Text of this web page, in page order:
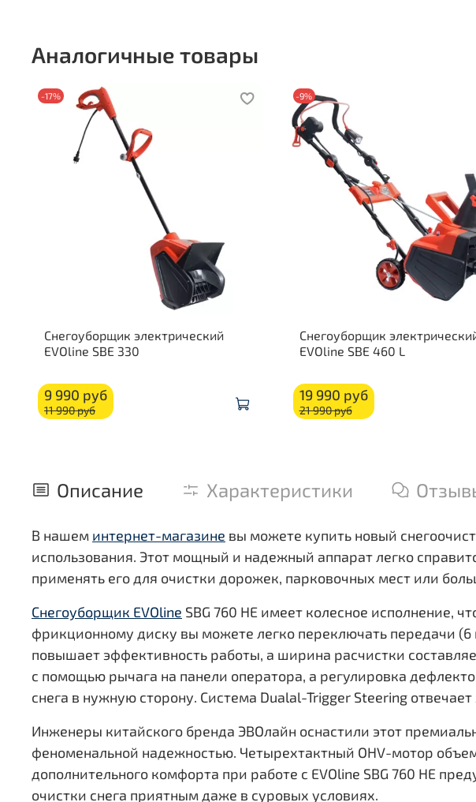
Аналогичные товары
-17%
Снегоуборщик электрический
EVOline SBE 330
9 990 руб
11 990 руб
-9%
Снегоуборщик
EVOline SBE 460 L
19 990 руб
21 990 руб
Описание Характеристики
В нашем интернет-магазине вы можете купить новый
использования. Этот мощный и надежный аппарат легко
применять его для очистки дорожек, парковочных мест или
Снегоуборщик EVOline SBG 760 HE имеет колесное исполнение,
фрикционному диску вы можете легко переключать передачи (6
повышает эффективность работы, а ширина расчистки
с помощью рычага на панели оператора, а регулировка
снега в нужную сторону. Система Dualal-Trigger Steering
Инженеры китайского бренда ЭВОлайн оснастили этот
феноменальной надежностью. Четырехтактный OHV-мотор
дополнительного комфорта при работе с EVOline SBG 760 HE
очистки снега приятным даже в суровых условиях.